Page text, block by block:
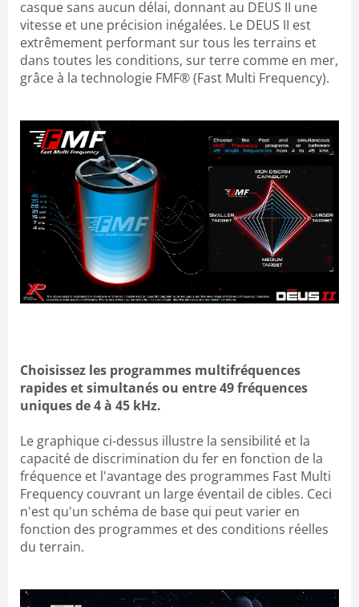
casque sans aucun délai, donnant au DEUS II une
vitesse et une précision inégalées. Le DEUS II est
extrêmement performant sur tous les terrains et
dans toutes les conditions, sur terre comme en mer,
grâce à la technologie FMF® (Fast Multi Frequency).
Choisissez les programmes multifréquences
rapides et simultanés ou entre 49 fréquences
uniques de 4 à 45 kHz.
Le graphique ci-dessus illustre la sensibilité et la
capacité de discrimination du fer en fonction de la
fréquence et l'avantage des programmes Fast Multi
Frequency couvrant un large éventail de cibles. Ceci
n'est qu'un schéma de base qui peut varier en
fonction des programmes et des conditions réelles
du terrain.